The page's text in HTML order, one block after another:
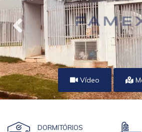
Vídeo
DORMITÓRIOS